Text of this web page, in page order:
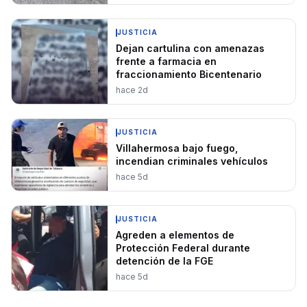
JUSTICIA
Dejan cartulina con amenazas
frente a farmacia en
fraccionamiento Bicentenario
hace 2d
JUSTICIA
Villahermosa bajo fuego,
incendian criminales vehículos
hace 5d
JUSTICIA
Agreden a elementos de
Protección Federal durante
detención de la FGE
hace 5d